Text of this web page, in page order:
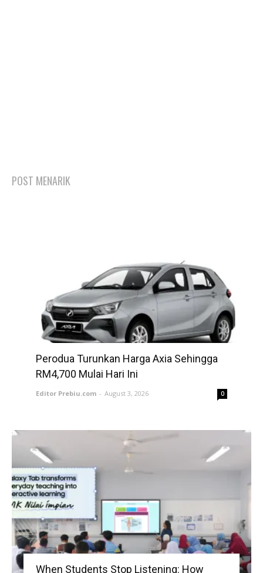
POST MENARIK
Perodua Turunkan Harga Axia Sehingga
RM4,700 Mulai Hari Ini
Editor Prebiu.com - August 3, 2026 0
When Students Stop Listening: How